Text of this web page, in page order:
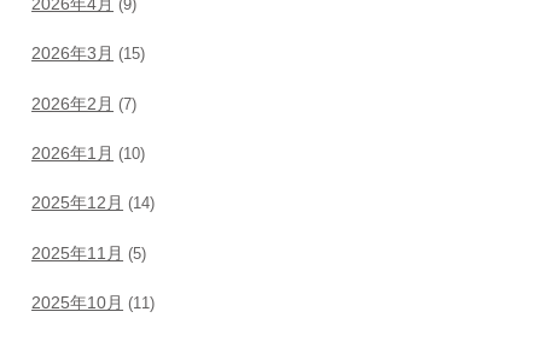
(9)
2026年3月 (15)
2026年2月 (7)
2026年1月 (10)
2025年12月 (14)
2025年11月 (5)
2025年10月 (11)